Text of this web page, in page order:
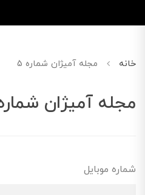
خانه مجله آمیژان شماره 5
مجله آمیژان شماره 5
شماره موبایل